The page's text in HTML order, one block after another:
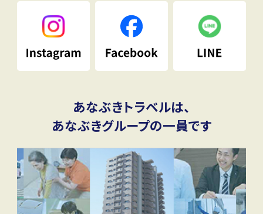
あなぶきトラベルは、
あなぶきグループの一員です